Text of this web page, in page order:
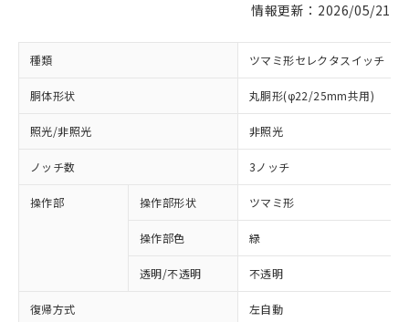
情報更新：2026/05/21
種類 ツマミ形セレクタスイッチ
胴体形状 丸胴形(φ22/25mm共用)
照光/非照光 非照光
ノッチ数 3ノッチ
操作部 操作部形状 ツマミ形
操作部色 緑
透明/不透明 不透明
復帰方式 左自動